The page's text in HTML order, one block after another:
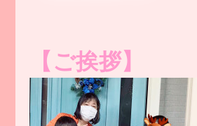
【ご挨拶】